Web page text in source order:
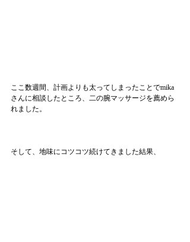
ここ数週間、計画よりも太ってしまったことでmika
さんに相談したところ、二の腕マッサージを薦めら
れました。
そして、地味にコツコツ続けてきました結果、